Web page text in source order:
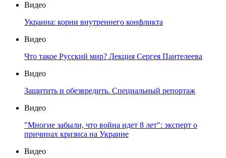
Видео
Украина: корни внутреннего конфликта
Видео
Что такое Русский мир? Лекция Сергея Пантелеева
Видео
Защитить и обезвредить. Специальный репортаж
Видео
"Многие забыли, что война идет 8 лет": эксперт о
причинах кризиса на Украине
Видео